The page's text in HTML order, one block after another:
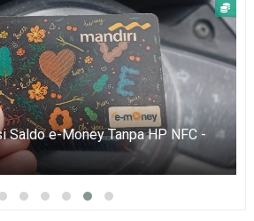
Saldo e-Money Tanpa HP NFC -